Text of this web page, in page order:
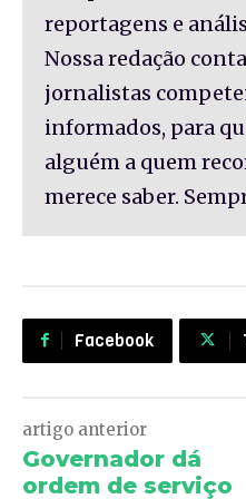
reportagens e
Nossa redação
jornalistas
informados, para
alguém a quem
merece saber.
Facebook
artigo anterior
Governador dá
ordem de serviço